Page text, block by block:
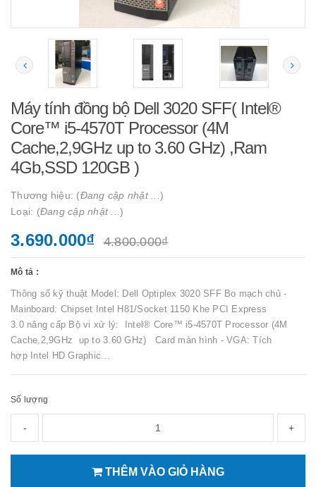
Máy tính đồng bộ Dell 3020 SFF( Intel®
Core™ i5-4570T Processor (4M
Cache,2,9GHz up to 3.60 GHz) ,Ram
4Gb,SSD 120GB )
Thương hiệu: (Đang cập nhật ... )
Loại: (Đang cập nhật ... )
3.690.000₫ 4.800.000₫
Mô tả :
Thông số kỹ thuật Model: Dell Optiplex 3020 SFF Bo mạch chủ -
Mainboard: Chipset Intel H81/Socket 1150 Khe PCI Express
3.0 nâng cấp Bộ vi xử lý: Intel® Core™ i5-4570T Processor (4M
Cache,2,9GHz up to 3.60 GHz) Card màn hình - VGA: Tích
hợp Intel HD Graphic...
Số lượng
- +
THÊM VÀO GIỎ HÀNG